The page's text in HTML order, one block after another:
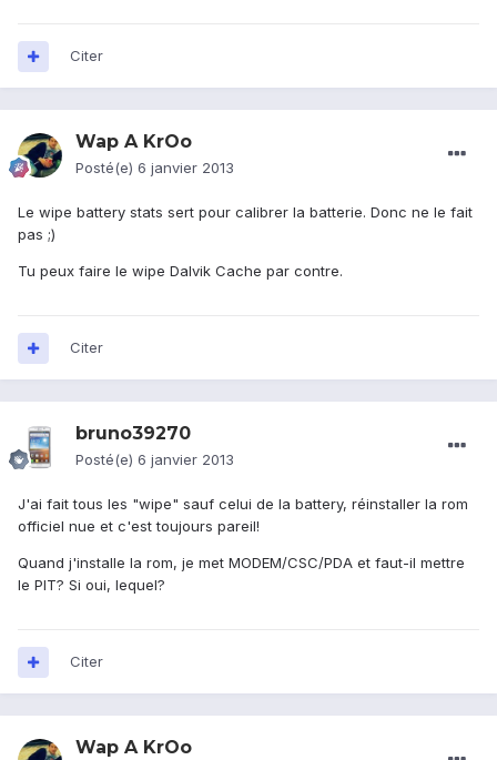
Citer
Wap A KrOo
Posté(e) 6 janvier 2013
Le wipe battery stats sert pour calibrer la batterie. Donc ne le fait
pas ;)
Tu peux faire le wipe Dalvik Cache par contre.
Citer
bruno39270
Posté(e) 6 janvier 2013
J'ai fait tous les "wipe" sauf celui de la battery, réinstaller la rom
officiel nue et c'est toujours pareil!
Quand j'installe la rom, je met MODEM/CSC/PDA et faut-il mettre
le PIT? Si oui, lequel?
Citer
Wap A KrOo